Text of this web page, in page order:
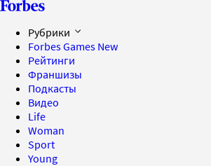
Рубрики
Forbes Games New
Рейтинги
Франшизы
Подкасты
Видео
Life
Woman
Sport
Young